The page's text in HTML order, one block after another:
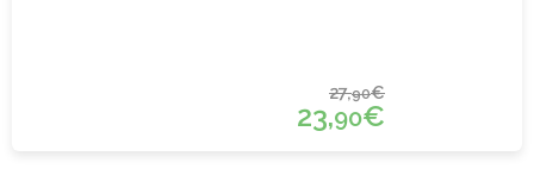
27,90€
23,90€